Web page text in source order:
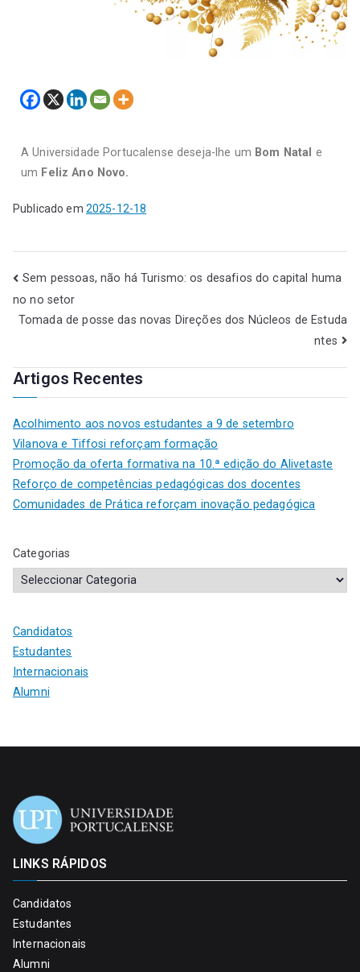
A Universidade Portucalense deseja-lhe um Bom Natal e
um Feliz Ano Novo.
Publicado em 2025-12-18
Sem pessoas, não há Turismo: os desafios do capital huma
no no setor
Tomada de posse das novas Direções dos Núcleos de Estuda
ntes
Artigos Recentes
Acolhimento aos novos estudantes a 9 de setembro
Vilanova e Tiffosi reforçam formação
Promoção da oferta formativa na 10.ª edição do Alivetaste
Reforço de competências pedagógicas dos docentes
Comunidades de Prática reforçam inovação pedagógica
Categorias
Candidatos
Estudantes
Internacionais
Alumni
LINKS RÁPIDOS
Candidatos
Estudantes
Internacionais
Alumni